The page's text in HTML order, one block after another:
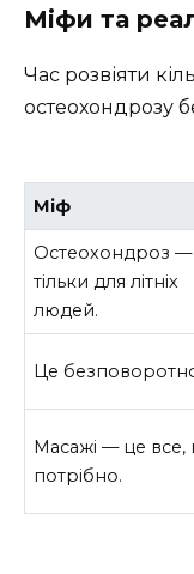
Міфи та
Час розвіяти
остеохондрозу
Міф
Остеохондроз —
тільки для літніх
людей.
Це
Масажі — це все,
потрібно.